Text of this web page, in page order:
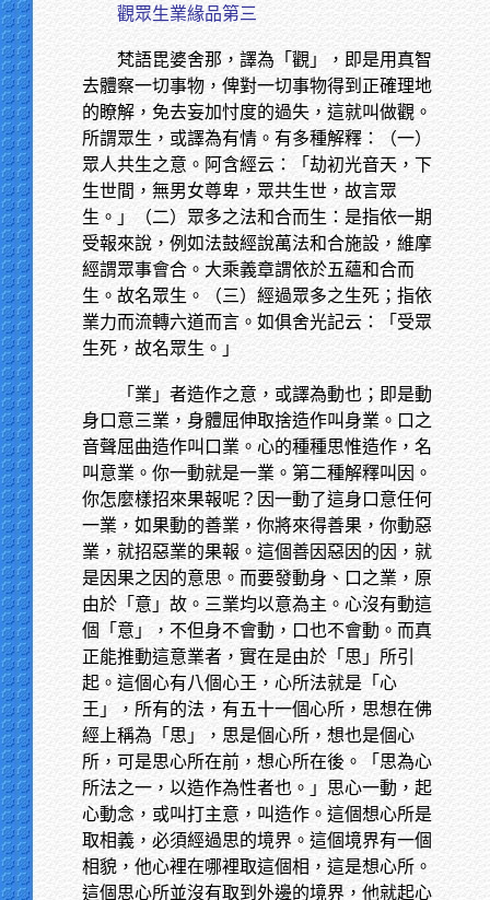
觀眾生業緣品第三
梵語毘婆舍那，譯為「觀」，即是用真智
去體察一切事物，俾對一切事物得到正確理地
的瞭解，免去妄加忖度的過失，這就叫做觀。
所謂眾生，或譯為有情。有多種解釋：（一）
眾人共生之意。阿含經云：「劫初光音天，下
生世間，無男女尊卑，眾共生世，故言眾
生。」（二）眾多之法和合而生：是指依一期
受報來說，例如法鼓經說萬法和合施設，維摩
經謂眾事會合。大乘義章謂依於五蘊和合而
生。故名眾生。（三）經過眾多之生死；指依
業力而流轉六道而言。如俱舍光記云：「受眾
生死，故名眾生。」
「業」者造作之意，或譯為動也；即是動
身口意三業，身體屈伸取捨造作叫身業。口之
音聲屈曲造作叫口業。心的種種思惟造作，名
叫意業。你一動就是一業。第二種解釋叫因。
你怎麼樣招來果報呢？因一動了這身口意任何
一業，如果動的善業，你將來得善果，你動惡
業，就招惡業的果報。這個善因惡因的因，就
是因果之因的意思。而要發動身、口之業，原
由於「意」故。三業均以意為主。心沒有動這
個「意」，不但身不會動，口也不會動。而真
正能推動這意業者，實在是由於「思」所引
起。這個心有八個心王，心所法就是「心
王」，所有的法，有五十一個心所，思想在佛
經上稱為「思」，思是個心所，想也是個心
所，可是思心所在前，想心所在後。「思為心
所法之一，以造作為性者也。」思心一動，起
心動念，或叫打主意，叫造作。這個想心所是
取相義，必須經過思的境界。這個境界有一個
相貌，他心裡在哪裡取這個相，這是想心所。
這個思心所並沒有取到外邊的境界，他就起心